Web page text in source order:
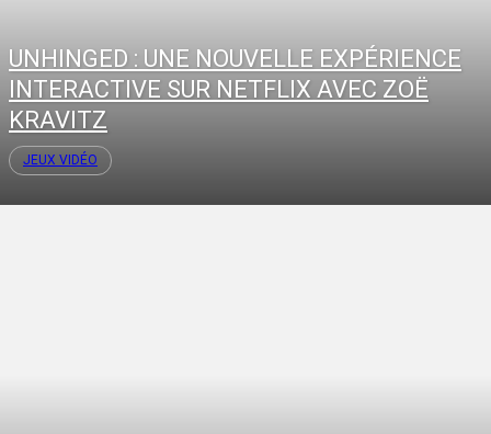
UNHINGED : UNE NOUVELLE EXPÉRIENCE
INTERACTIVE SUR NETFLIX AVEC ZOË
KRAVITZ
JEUX VIDÉO